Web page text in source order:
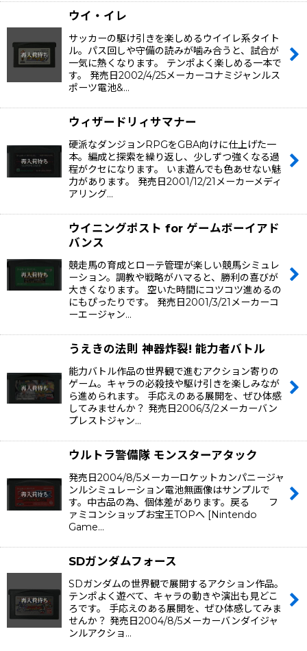
ウイ・イレ
サッカーの駆け引きを楽しめるウイイレ系タイト
ル。パス回しや守備の読みが噛み合うと、試合が
一気に熱くなります。 テンポよく楽しめる一本で
す。 発売日2002/4/25メーカーコナミジャンルス
ポーツ電池&…
ウィザードリィサマナー
硬派なダンジョンRPGをGBA向けに仕上げた一
本。編成と探索を繰り返し、少しずつ強くなる過
程がクセになります。 いま遊んでも色あせない魅
力があります。 発売日2001/12/21メーカーメディ
アリング…
ウイニングポスト for ゲームボーイアド
バンス
競走馬の育成とローテ管理が楽しい競馬シミュレ
ーション。調教や戦略がハマると、勝利の喜びが
大きくなります。 空いた時間にコツコツ進めるの
にもぴったりです。 発売日2001/3/21メーカーコ
ーエージャン…
うえきの法則 神器炸裂! 能力者バトル
能力バトル作品の世界観で進むアクション寄りの
ゲーム。キャラの必殺技や駆け引きを楽しみなが
ら進められます。 手応えのある展開を、ぜひ体感
してみませんか？ 発売日2006/3/2メーカーバン
プレストジャン…
ウルトラ警備隊 モンスターアタック
発売日2004/8/5メーカーロケットカンパニージャ
ンルシミュレーション電池無画像はサンプルで
す。中古品の為、個体差があります。戻る フ
ァミコンショップお宝王TOPへ [Nintendo
Game…
SDガンダムフォース
SDガンダムの世界観で展開するアクション作品。
テンポよく遊べて、キャラの動きや演出も見どこ
ろです。 手応えのある展開を、ぜひ体感してみま
せんか？ 発売日2004/8/5メーカーバンダイジャ
ンルアクショ…